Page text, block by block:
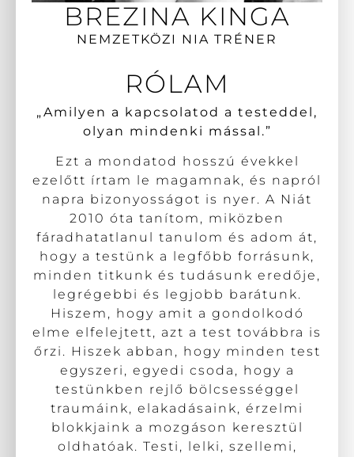
BREZINA KINGA
NEMZETKÖZI NIA TRÉNER
RÓLAM
„Amilyen a kapcsolatod a testeddel,
olyan mindenki mással.”
Ezt a mondatod hosszú évekkel
ezelőtt írtam le magamnak, és napról
napra bizonyosságot is nyer. A Niát
2010 óta tanítom, miközben
fáradhatatlanul tanulom és adom át,
hogy a testünk a legfőbb forrásunk,
minden titkunk és tudásunk eredője,
legrégebbi és legjobb barátunk.
Hiszem, hogy amit a gondolkodó
elme elfelejtett, azt a test továbbra is
őrzi. Hiszek abban, hogy minden test
egyszeri, egyedi csoda, hogy a
testünkben rejlő bölcsességgel
traumáink, elakadásaink, érzelmi
blokkjaink a mozgáson keresztül
oldhatóak. Testi, lelki, szellemi,